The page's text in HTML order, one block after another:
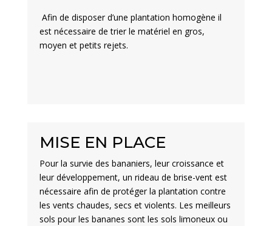
Afin de disposer d’une plantation homogène il
est nécessaire de trier le matériel en gros,
moyen et petits rejets.
MISE EN PLACE
Pour la survie des bananiers, leur croissance et
leur développement, un rideau de brise-vent est
nécessaire afin de protéger la plantation contre
les vents chaudes, secs et violents. Les meilleurs
sols pour les bananes sont les sols limoneux ou